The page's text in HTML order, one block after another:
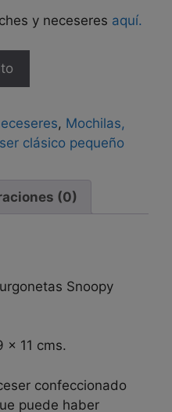
y neceseres aquí.
, Mochilas,
clásico pequeño
(0)
Snoopy
x 11 cms.
confeccionado
puede haber